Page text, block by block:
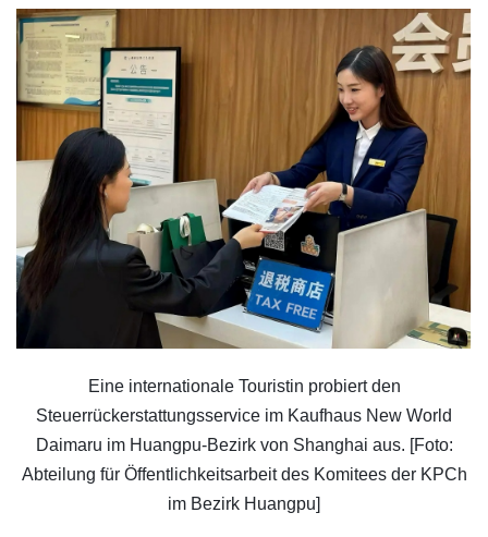
Eine internationale Touristin probiert den
Steuerrückerstattungsservice im Kaufhaus New World
Daimaru im Huangpu-Bezirk von Shanghai aus. [Foto:
Abteilung für Öffentlichkeitsarbeit des Komitees der KPCh
im Bezirk Huangpu]